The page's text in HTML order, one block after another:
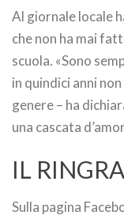
Al giornale locale
che non ha mai
scuola. «Sono
in quindici anni
genere – ha
una cascata
IL
Sulla pagina